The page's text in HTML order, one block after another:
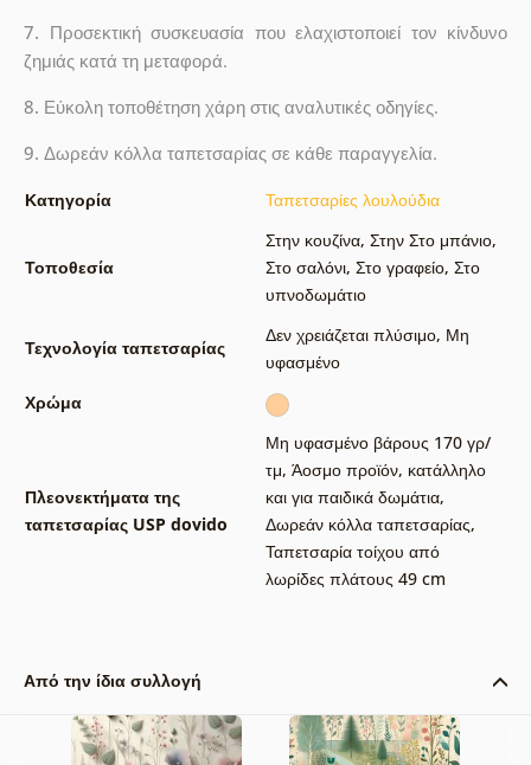
7. Προσεκτική συσκευασία που ελαχιστοποιεί τον κίνδυνο
ζημιάς κατά τη μεταφορά.
8. Εύκολη τοποθέτηση χάρη στις αναλυτικές οδηγίες.
9. Δωρεάν κόλλα ταπετσαρίας σε κάθε παραγγελία.
Κατηγορία Ταπετσαρίες λουλούδια
Τοποθεσία
Στην κουζίνα, Στην Στο μπάνιο,
Στο σαλόνι, Στο γραφείο, Στο
υπνοδωμάτιο
Τεχνολογία ταπετσαρίας
Δεν χρειάζεται πλύσιμο, Μη
υφασμένο
Χρώμα
Πλεονεκτήματα της
ταπετσαρίας USP dovido
Μη υφασμένο βάρους 170 γρ/
τμ, Άοσμο προϊόν, κατάλληλο
και για παιδικά δωμάτια,
Δωρεάν κόλλα ταπετσαρίας,
Ταπετσαρία τοίχου από
λωρίδες πλάτους 49 cm
Από την ίδια συλλογή